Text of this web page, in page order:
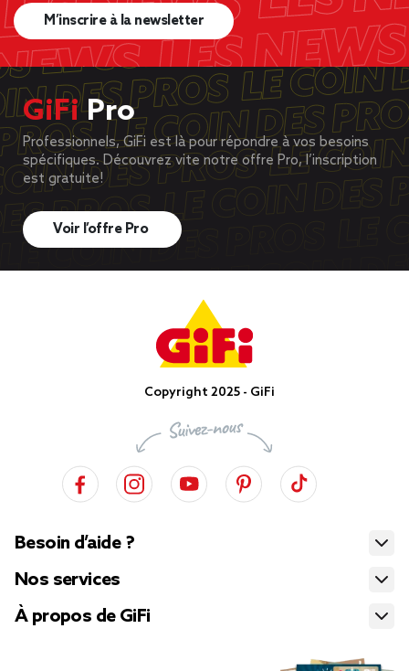
M’inscrire à la newsletter
GiFiPro
Professionnels, GiFi est là pour répondre à vos besoins
spécifiques. Découvrez vite notre offre Pro, l’inscription
est gratuite!
Voir l’offre Pro
Copyright 2025 - GiFi
Besoin d’aide ?
Nos services
À propos de GiFi